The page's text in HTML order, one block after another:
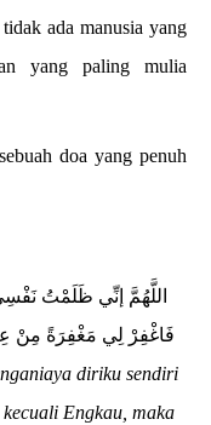
ada manusia yang
yang paling mulia
اللَّهُمَّ إنِّي ظَلَمْتُ نَفْسِي
فَاغْفِرْ لِي مَغْفِرَةً مِنْ
diriku sendiri
Engkau, maka